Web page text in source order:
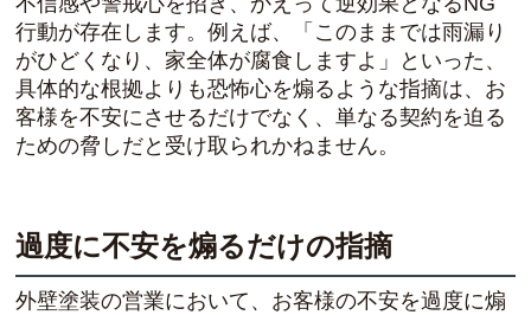
行動が存在します。例えば、「このままでは雨漏り
がひどくなり、家全体が腐食しますよ」といった、
具体的な根拠よりも恐怖心を煽るような指摘は、お
客様を不安にさせるだけでなく、単なる契約を迫る
ための脅しだと受け取られかねません。
過度に不安を煽るだけの指摘
外壁塗装の営業において、お客様の不安を過度に煽